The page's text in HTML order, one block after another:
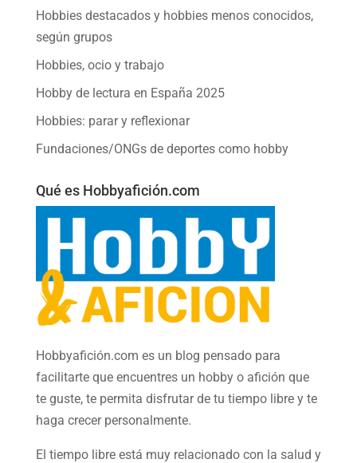
Hobbies destacados y hobbies menos conocidos,
según grupos
Hobbies, ocio y trabajo
Hobby de lectura en España 2025
Hobbies: parar y reflexionar
Fundaciones/ONGs de deportes como hobby
Qué es Hobbyafición.com
Hobbyafición.com es un blog pensado para
facilitarte que encuentres un hobby o afición que
te guste, te permita disfrutar de tu tiempo libre y te
haga crecer personalmente.
El tiempo libre está muy relacionado con la salud y